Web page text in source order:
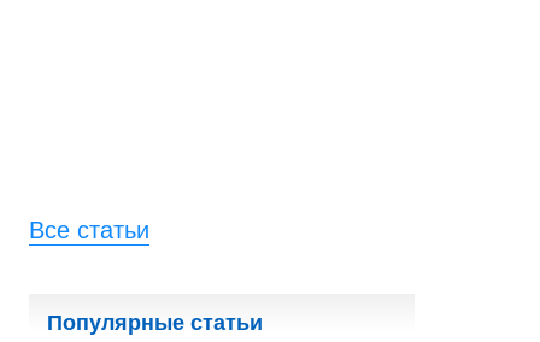
Все статьи
Популярные статьи